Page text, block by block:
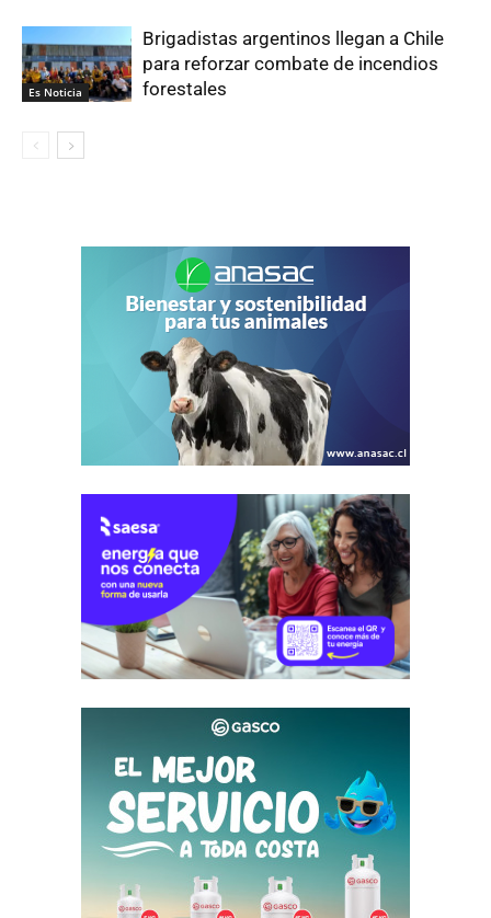
Es Noticia
Brigadistas argentinos llegan a Chile
para reforzar combate de incendios
forestales